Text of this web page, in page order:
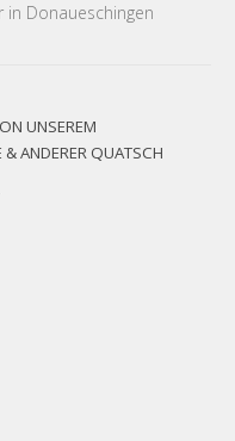
Donaueschingen
UNSEREM
ANDERER QUATSCH